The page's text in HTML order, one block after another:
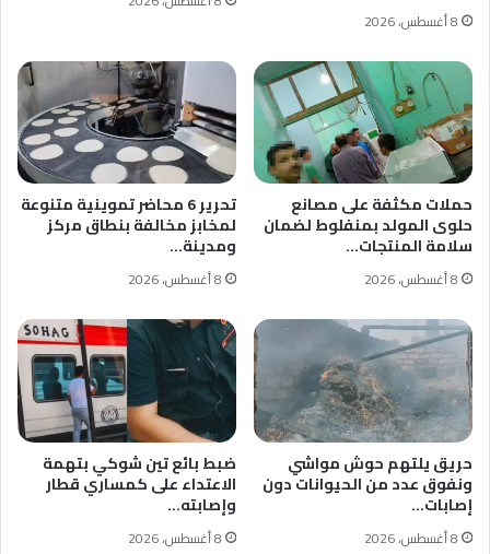
8 أغسطس، 2026
حملات مكثفة على مصانع
حلوى المولد بمنفلوط لضمان
سلامة المنتجات…
8 أغسطس، 2026
تحرير 6 محاضر تموينية متنوعة
لمخابز مخالفة بنطاق مركز
ومدينة…
8 أغسطس، 2026
حريق يلتهم حوش مواشي
ونفوق عدد من الحيوانات دون
إصابات…
8 أغسطس، 2026
ضبط بائع تين شوكي بتهمة
الاعتداء على كمساري قطار
وإصابته…
8 أغسطس، 2026